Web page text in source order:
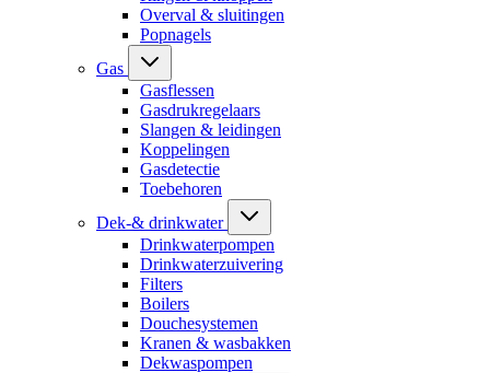
Overval & sluitingen
Popnagels
Gas
Gasflessen
Gasdrukregelaars
Slangen & leidingen
Koppelingen
Gasdetectie
Toebehoren
Dek-& drinkwater
Drinkwaterpompen
Drinkwaterzuivering
Filters
Boilers
Douchesystemen
Kranen & wasbakken
Dekwaspompen